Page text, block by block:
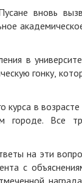
вновь
в
гонку,
курса в
городе. Все
на эти
с